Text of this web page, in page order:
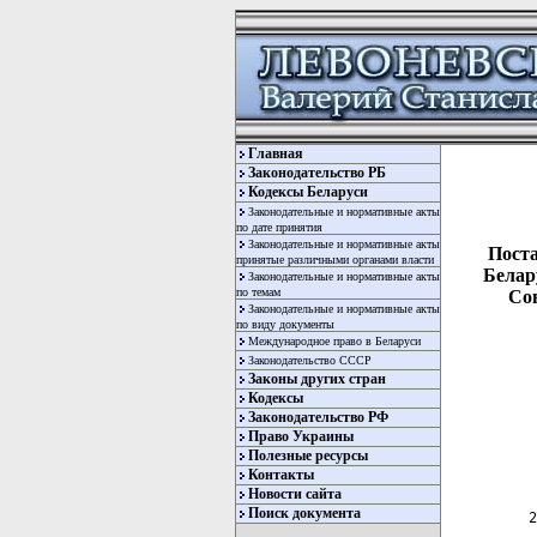
Главная
Законодательство РБ
Кодексы Беларуси
Законодательные и нормативные акты
по дате принятия
Законодательные и нормативные акты
принятые различными органами власти
Законодательные и нормативные акты
по темам
Законодательные и нормативные акты
по виду документы
Международное право в Беларуси
Законодательство СССР
Законы других стран
Кодексы
Законодательство РФ
Право Украины
Полезные ресурсы
Контакты
Новости сайта
Поиск документа